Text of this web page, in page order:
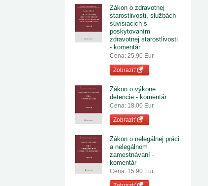
Zákon o zdravotnej
starostlivosti, službách
súvisiacich s
poskytovaním
zdravotnej starostlivosti
- komentár
Cena: 25.90 Eur
Zobraziť
Zákon o výkone
detencie - komentár
Cena: 18.00 Eur
Zobraziť
Zákon o nelegálnej práci
a nelegálnom
zamestnávaní -
komentár
Cena: 15.90 Eur